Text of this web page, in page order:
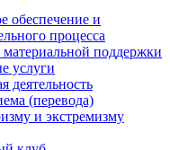
обеспечение и
процесса
поддержки
услуги
деятельность
(перевода)
и экстремизму